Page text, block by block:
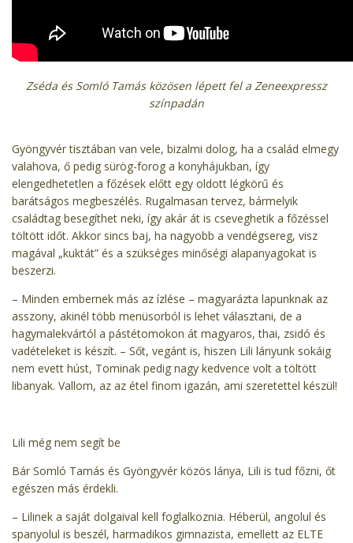
Zséda és Somló Tamás közösen lépett fel a Zeneexpressz
színpadán
Gyöngyvér tisztában van vele, bizalmi dolog, ha a család elmegy
valahova, ő pedig sürög-forog a konyhájukban, így
elengedhetetlen a főzések előtt egy oldott légkörű és
barátságos megbeszélés. Rugalmasan tervez, bármelyik
családtag besegíthet neki, így akár át is cseveghetik a főzéssel
töltött időt. Akkor sincs baj, ha nagyobb a vendégsereg, visz
magával „kuktát” és a szükséges minőségi alapanyagokat is
beszerzi.
– Minden embernek más az ízlése – magyarázta lapunknak az
asszony, akinél több menüsorból is lehet választani, de a
hagymalekvártól a pástétomokon át magyaros, thai, zsidó és
vadételeket is készít. – Sőt, vegánt is, hiszen Lili lányunk sokáig
nem evett húst, Tominak pedig nagy kedvence volt a töltött
libanyak. Vallom, az az étel finom igazán, ami szeretettel készül!
Lili még nem segít be
Bár Somló Tamás és Gyöngyvér közös lánya, Lili is tud főzni, őt
egészen más érdekli.
– Lilinek a saját dolgaival kell foglalkoznia. Héberül, angolul és
spanyolul is beszél, harmadikos gimnazista, emellett az ELTE